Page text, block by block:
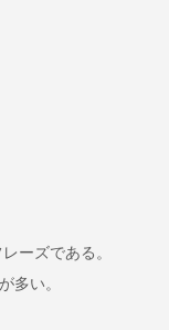
ーズである。
多い。